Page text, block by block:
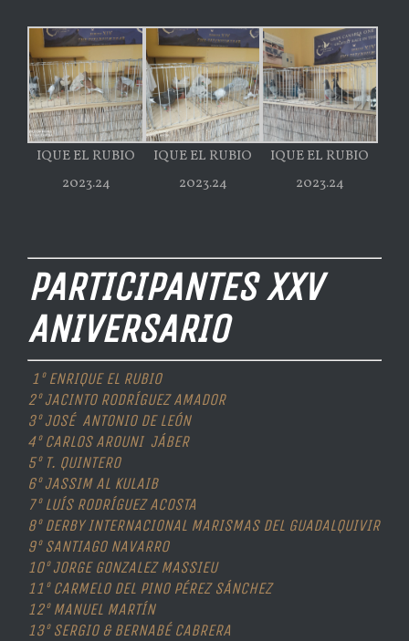
IQUE EL RUBIO
2023.24
IQUE EL RUBIO
2023.24
IQUE EL RUBIO
2023.24
PARTICIPANTES XXV
ANIVERSARIO
1º ENRIQUE EL RUBIO
2º JACINTO RODRÍGUEZ AMADOR
3º JOSÉ ANTONIO DE LEÓN
4º CARLOS AROUNI JÁBER
5º T. QUINTERO
6º JASSIM AL KULAIB
7º LUÍS RODRÍGUEZ ACOSTA
8º DERBY INTERNACIONAL MARISMAS DEL GUADALQUIVIR
9º SANTIAGO NAVARRO
10º JORGE GONZALEZ MASSIEU
11º CARMELO DEL PINO PÉREZSÁNCHEZ
12º MANUEL MARTÍN
13º SERGIO & BERNABÉ CABRERA